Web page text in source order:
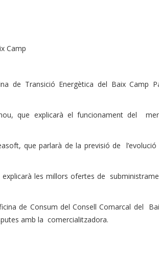
Camp
de Transició Energètica del Baix Camp
que explicarà el funcionament del
que parlarà de la previsió de
les millors ofertes de
de Consum del Consell Comarcal del
amb la comercialitzadora.